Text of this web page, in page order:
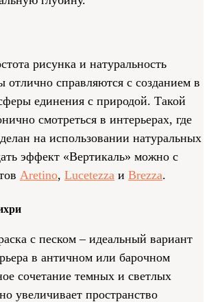
рисунка и натуральность
отлично справляются с созданием в
единения с природой. Такой
смотреться в интерьерах, где
на использовании натуральных
эффект «Вертикаль» можно с
Aretino, Lucetezza и Brezza.
с песком – идеальный вариант
в античном или барочном
сочетание темных и светлых
увеличивает пространство